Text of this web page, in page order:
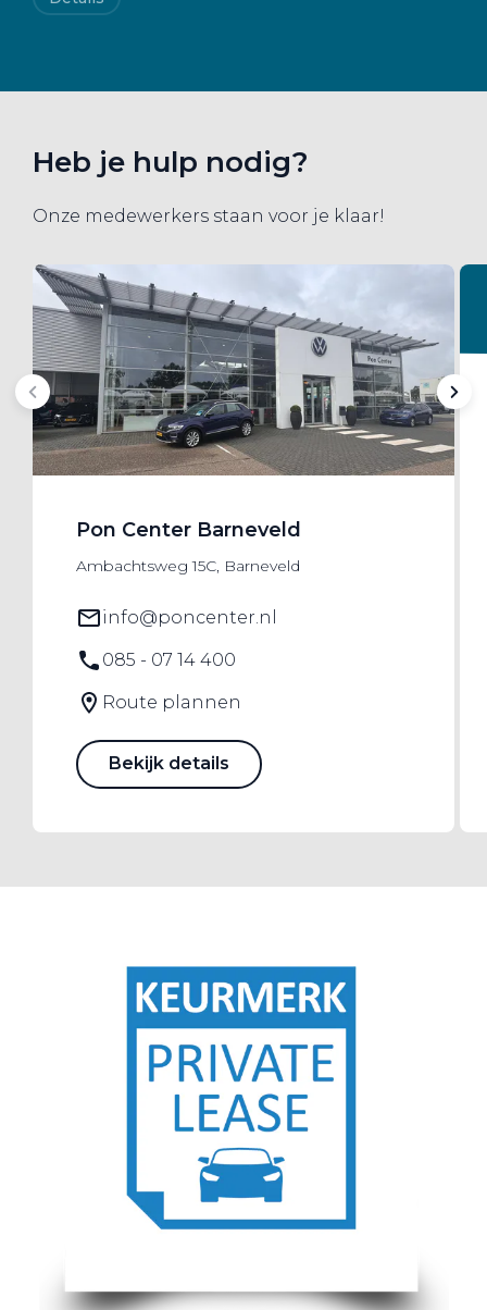
Heb je hulp nodig?
Onze medewerkers staan voor je klaar!
Pon Center Barneveld
Ambachtsweg 15C, Barneveld
info@poncenter.nl
085 - 07 14 400
Route plannen
Bekijk details